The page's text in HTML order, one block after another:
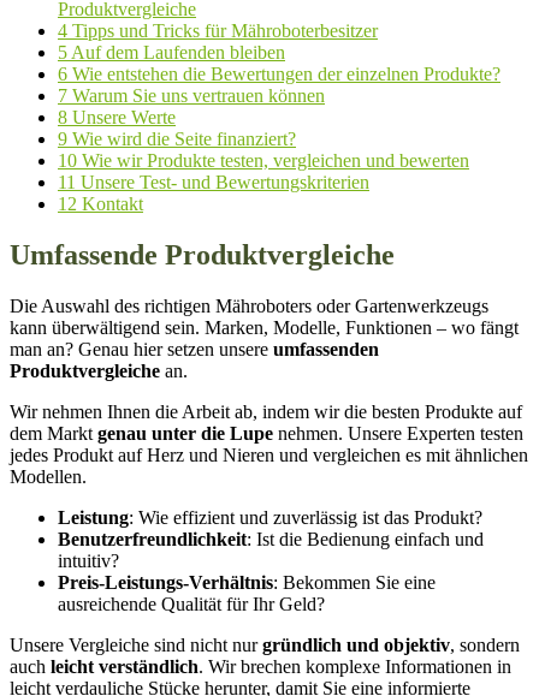
Produktvergleiche
4 Tipps und Tricks für Mähroboterbesitzer
5 Auf dem Laufenden bleiben
6 Wie entstehen die Bewertungen der einzelnen Produkte?
7 Warum Sie uns vertrauen können
8 Unsere Werte
9 Wie wird die Seite finanziert?
10 Wie wir Produkte testen, vergleichen und bewerten
11 Unsere Test- und Bewertungskriterien
12 Kontakt
Umfassende Produktvergleiche
Die Auswahl des richtigen Mähroboters oder Gartenwerkzeugs
kann überwältigend sein. Marken, Modelle, Funktionen – wo fängt
man an? Genau hier setzen unsere umfassenden
Produktvergleiche an.
Wir nehmen Ihnen die Arbeit ab, indem wir die besten Produkte auf
dem Markt genau unter die Lupe nehmen. Unsere Experten testen
jedes Produkt auf Herz und Nieren und vergleichen es mit ähnlichen
Modellen.
Leistung: Wie effizient und zuverlässig ist das Produkt?
Benutzerfreundlichkeit: Ist die Bedienung einfach und
intuitiv?
Preis-Leistungs-Verhältnis: Bekommen Sie eine
ausreichende Qualität für Ihr Geld?
Unsere Vergleiche sind nicht nurgründlich und objektiv, sondern
auch leicht verständlich. Wir brechen komplexe Informationen in
leicht verdauliche Stücke herunter, damit Sie eine informierte